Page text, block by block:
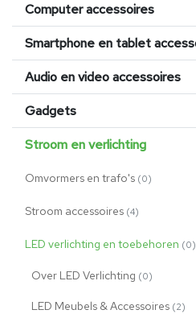
Computer accessoires
Audio en video accessoires
Gadgets
Stroom en verlichting
Omvormers en trafo's (0)
Stroom accessoires (4)
LED verlichting en toebehoren (0)
Over LED Verlichting (0)
LED Meubels & Accessoires (2)